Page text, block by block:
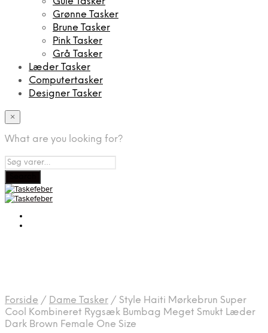
Grønne Tasker
Brune Tasker
Pink Tasker
Grå Tasker
Læder Tasker
Computertasker
Designer Tasker
×
What are you looking for?
Forside / Dame Tasker / Style Haiti Mørkebrun Super
Cool Kombineret Rygsæk Bumbag Meget Smukt Læder
Dark Brown Female One Size